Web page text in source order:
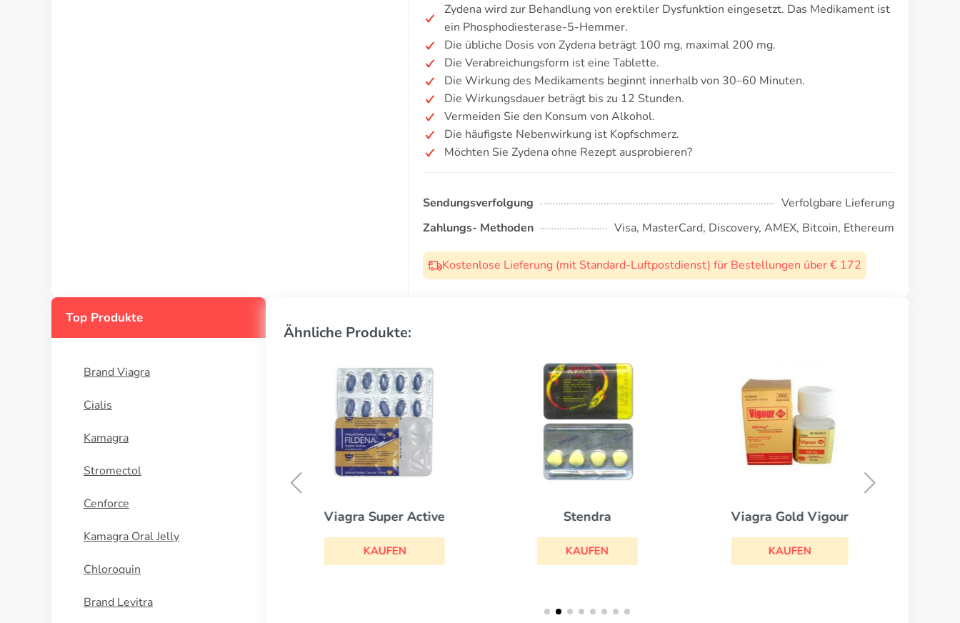
Zydena wird zur Behandlung von erektiler Dysfunktion eingesetzt. Das Medikament ist
ein Phosphodiesterase-5-Hemmer.
Die übliche Dosis von Zydena beträgt 100 mg, maximal 200 mg.
Die Verabreichungsform ist eine Tablette.
Die Wirkung des Medikaments beginnt innerhalb von 30–60 Minuten.
Die Wirkungsdauer beträgt bis zu 12 Stunden.
Vermeiden Sie den Konsum von Alkohol.
Die häufigste Nebenwirkung ist Kopfschmerz.
Möchten Sie Zydena ohne Rezept ausprobieren?
Sendungsverfolgung
Verfolgbare Lieferung
Zahlungs- Methoden
Visa, MasterCard, Discovery, AMEX, Bitcoin, Ethereum
Kostenlose Lieferung (mit Standard-Luftpostdienst) für Bestellungen über € 172
Top Produkte
Brand Viagra
Cialis
Kamagra
Stromectol
Cenforce
Kamagra Oral Jelly
Chloroquin
Brand Levitra
Ähnliche Produkte:
Viagra Super Active
KAUFEN
Stendra
KAUFEN
Viagra Gold Vigour
KAUFEN